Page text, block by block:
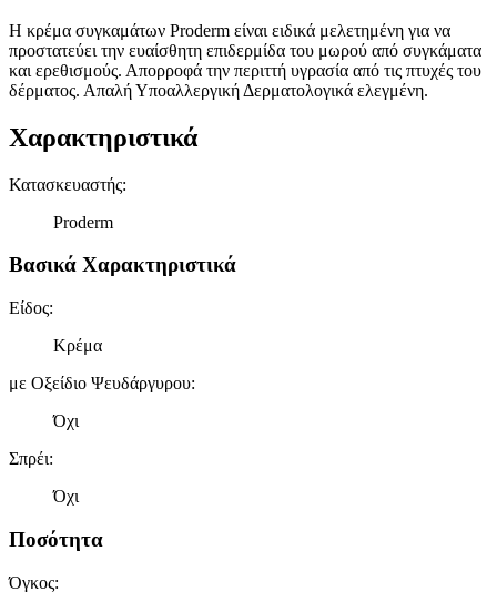
Η κρέμα συγκαμάτων Proderm είναι ειδικά μελετημένη για να
προστατεύει την ευαίσθητη επιδερμίδα του μωρού από συγκάματα
και ερεθισμούς. Απορροφά την περιττή υγρασία από τις πτυχές του
δέρματος. Απαλή Υποαλλεργική Δερματολογικά ελεγμένη.
Χαρακτηριστικά
Κατασκευαστής:
Proderm
Βασικά Χαρακτηριστικά
Είδος:
Κρέμα
με Οξείδιο Ψευδάργυρου:
Όχι
Σπρέι:
Όχι
Ποσότητα
Όγκος: